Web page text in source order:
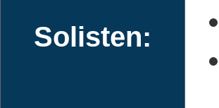
Solisten: